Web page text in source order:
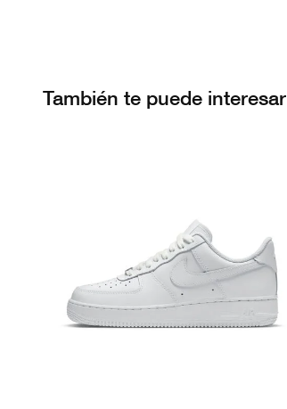
También te puede interesar